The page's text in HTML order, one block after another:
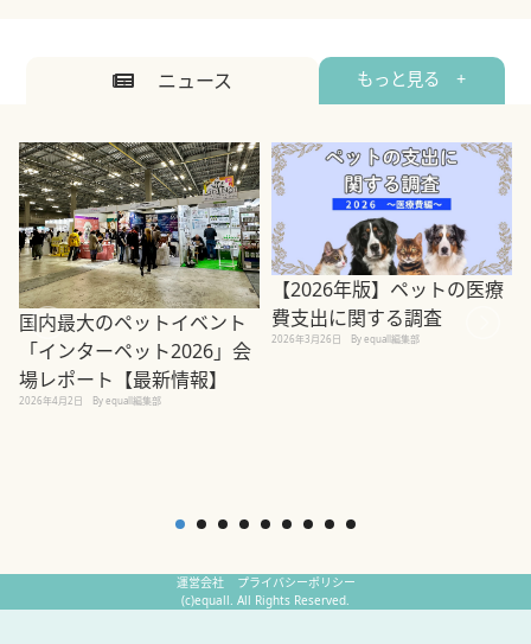
ニュース もっと見る +
国内最大のペットイベント
「インターペット2026」会
場レポート【最新情報】
2026年4月2日 By equall編集部
【2026年版】ペットの医療
費支出に関する調査
2026年3月26日 By equall編集部
運営会社
プライバシーポリシー
(c)equall. All Rights Reserved.